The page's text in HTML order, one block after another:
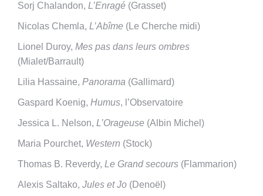
Sorj Chalandon, L’Enragé (Grasset)
Nicolas Chemla, L’Abîme (Le Cherche midi)
Lionel Duroy, Mes pas dans leurs ombres
(Mialet/Barrault)
Lilia Hassaine, Panorama (Gallimard)
Gaspard Koenig, Humus, l’Observatoire
Jessica L. Nelson, L’Orageuse (Albin Michel)
Maria Pourchet, Western (Stock)
Thomas B. Reverdy, Le Grand secours (Flammarion)
Alexis Saltako, Jules et Jo (Denoël)